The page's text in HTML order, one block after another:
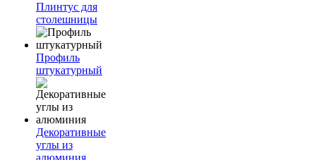
Плинтус для
столешницы
Профиль
штукатурный
Декоративные
углы из
алюминия